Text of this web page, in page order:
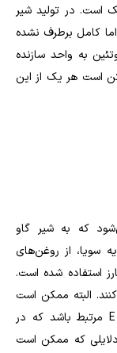
است. در تولید شیر
کامل برطرف نشده
به واحد سازنده
است هر یک از این
که به شیر گاو
سویا، از روغن‌های
استفاده شده است.
البته ممکن است
Eمرتبط باشد که در
که ممکن است